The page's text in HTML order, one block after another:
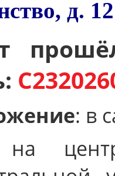
д. 12
: в